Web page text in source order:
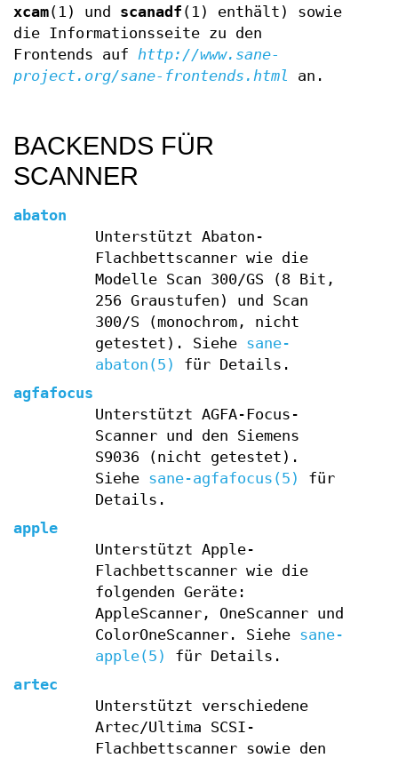
xcam(1) und scanadf (1) enthält) sowie
die Informationsseite zu den
Frontends auf http://www.sane-
project.org/sane-frontends.html
an.
BACKENDS FÜR
SCANNER
abaton
Unterstützt Abaton-
Flachbettscanner wie die
Modelle Scan 300/GS (8 Bit,
256 Graustufen) und Scan
300/S (monochrom, nicht
getestet). Siehe sane-
abaton(5)
für Details.
agfafocus
Unterstützt AGFA-Focus-
Scanner und den Siemens
S9036 (nicht getestet).
Siehe sane-agfafocus(5)
für
Details.
apple
Unterstützt Apple-
Flachbettscanner wie die
folgenden Geräte:
AppleScanner, OneScanner und
ColorOneScanner. Siehe sane-
apple(5)
für Details.
artec
Unterstützt verschiedene
Artec/Ultima SCSI-
Flachbettscanner sowie den